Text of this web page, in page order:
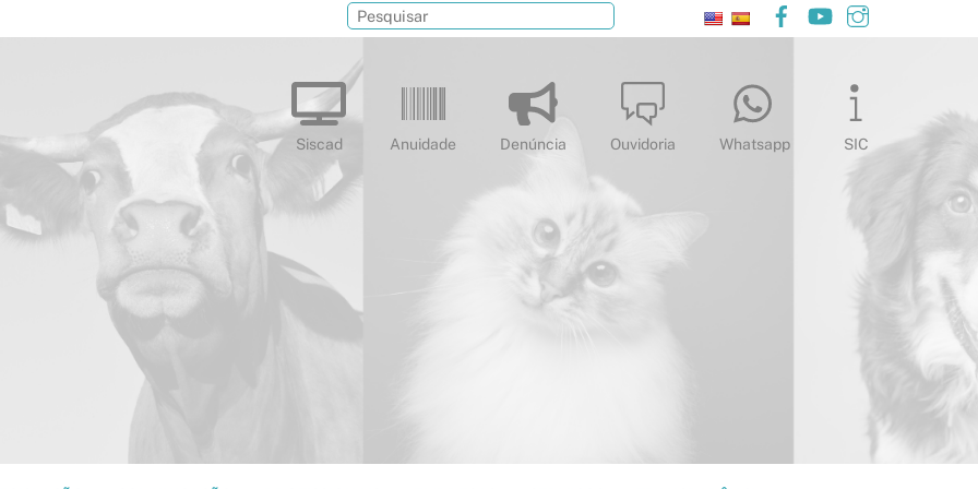
Facebook
YouTube
Siscad Anuidade Denúncia Ouvidoria Whatsapp SIC